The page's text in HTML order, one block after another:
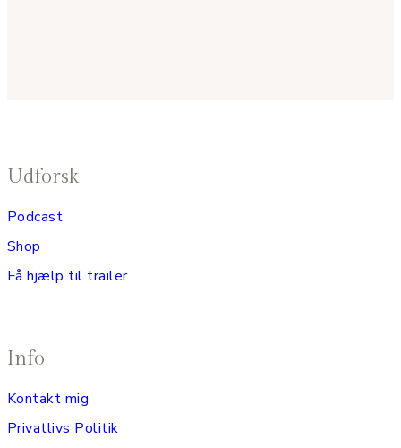
Udforsk
Podcast
Shop
Få hjælp til trailer
Info
Kontakt mig
Privatlivs Politik